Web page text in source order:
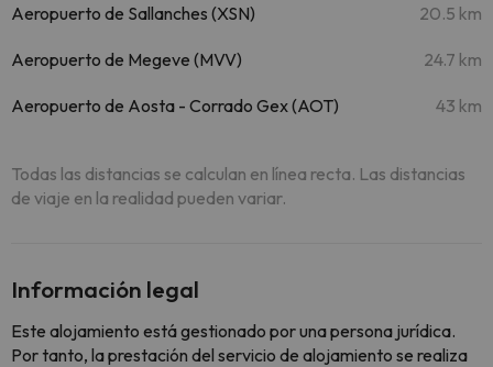
Aeropuerto de Sallanches (XSN) 20.5 km
Aeropuerto de Megeve (MVV) 24.7 km
Aeropuerto de Aosta - Corrado Gex (AOT) 43 km
Todas las distancias se calculan en línea recta. Las distancias
de viaje en la realidad pueden variar.
Información legal
Este alojamiento está gestionado por una persona jurídica.
Por tanto, la prestación del servicio de alojamiento se realiza